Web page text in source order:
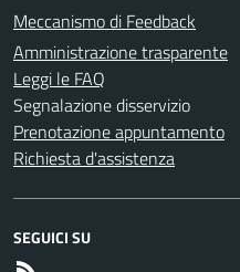
Meccanismo di Feedback
Amministrazione trasparente
Leggi le FAQ
Segnalazione disservizio
Prenotazione appuntamento
Richiesta d'assistenza
SEGUICI SU